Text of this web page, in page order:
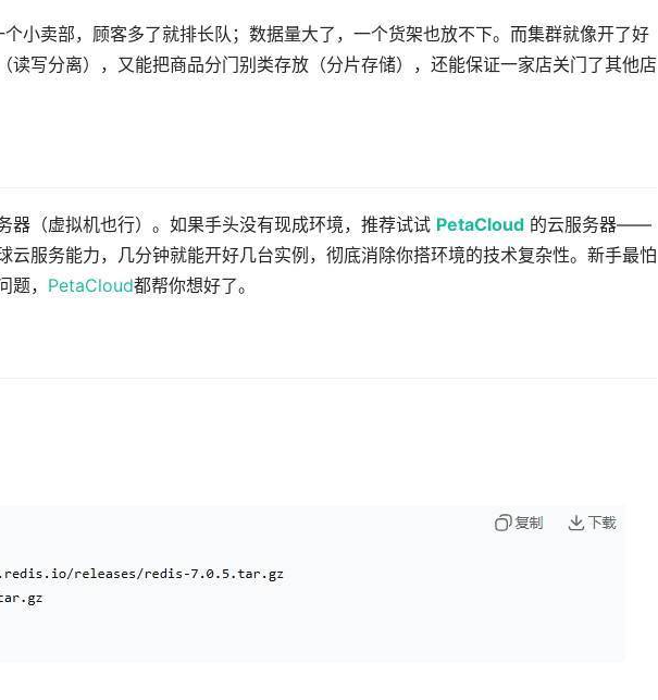
小卖部，顾客多了就排长队；数据量大了，一个货架也放不下。而集群就像开了好
读写分离），又能把商品分门别类存放（分片存储），还能保证一家店关门了其他店
器（虚拟机也行）。如果手头没有现成环境，推荐试试 PetaCloud 的云服务器——
云服务能力，几分钟就能开好几台实例，彻底消除你搭环境的技术复杂性。新手最怕
题， PetaCloud都帮你想好了。